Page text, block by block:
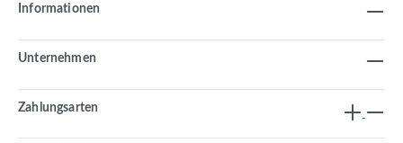
Informationen
Unternehmen
Zahlungsarten